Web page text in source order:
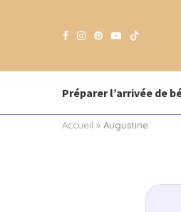
Préparer l’arrivée de
Accueil » Augustine